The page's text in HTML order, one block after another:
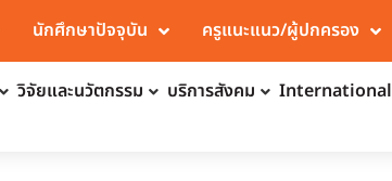
นักศึกษาปัจจุบัน ครูแนะแนว/ผู้ปกครอง
วิจัยและนวัตกรรม บริการสังคม International